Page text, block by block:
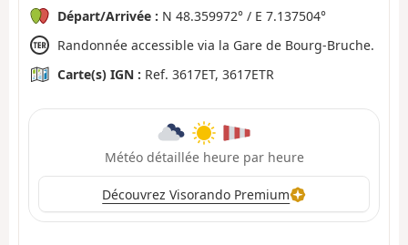
Départ/Arrivée : N 48.359972° / E 7.137504°
Randonnée accessible via la Gare de Bourg-Bruche.
Carte(s) IGN : Ref. 3617ET, 3617ETR
Météo détaillée heure par heure
Découvrez Visorando Premium